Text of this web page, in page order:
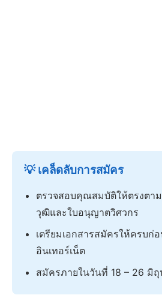
💡 เคล็ดลับการสมัคร
ตรวจสอบคุณสมบัติให้ตรงตาม
วุฒิและใบอนุญาตวิศวกร
เตรียมเอกสารสมัครให้ครบก่
อินเทอร์เน็ต
สมัครภายในวันที่ 18 – 26 มิ